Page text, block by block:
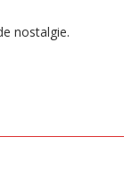
nostalgie.